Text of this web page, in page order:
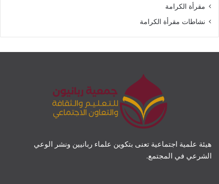
مقرأة الكرامة
نشاطات مقرأة الكرامة
هيئة علمية اجتماعية تعنى بتكوين علماء ربانيين ونشر الوعي
الشرعي في المجتمع.